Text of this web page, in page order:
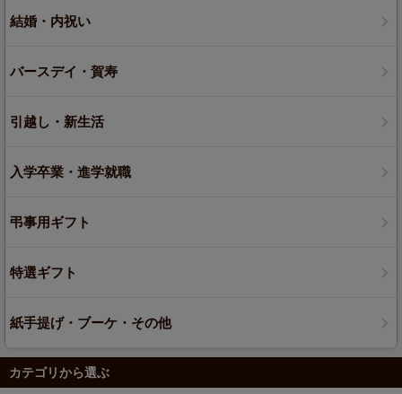
結婚・内祝い
バースデイ・賀寿
引越し・新生活
入学卒業・進学就職
弔事用ギフト
特選ギフト
紙手提げ・ブーケ・その他
カテゴリから選ぶ